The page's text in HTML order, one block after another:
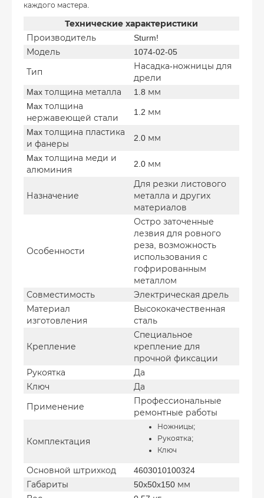
каждого мастера.
Технические характеристики
Производитель
Sturm!
Модель
1074-02-05
Тип
Насадка-ножницы для
дрели
Max толщина металла
1.8 мм
Max толщина
нержавеющей стали
1.2 мм
Max толщина пластика
и фанеры
2.0 мм
Max толщина меди и
алюминия
2.0 мм
Назначение
Для резки листового
металла и других
материалов
Особенности
Остро заточенные
лезвия для ровного
реза, возможность
использования с
гофрированным
металлом
Совместимость
Электрическая дрель
Материал
изготовления
Высококачественная
сталь
Крепление
Специальное
крепление для
прочной фиксации
Рукоятка
Да
Ключ
Да
Применение
Профессиональные
ремонтные работы
Комплектация
Ножницы;
Рукоятка;
Ключ
Основной штрихкод
4603010100324
Габариты
50x50x150 мм